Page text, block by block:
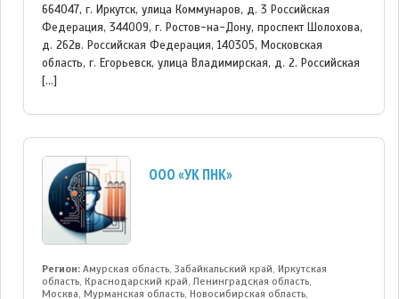
664047, г. Иркутск, улица Коммунаров, д. 3 Российская
Федерация, 344009, г. Ростов-на-Дону, проспект Шолохова,
д. 262в. Российская Федерация, 140305, Московская
область, г. Егорьевск, улица Владимирская, д. 2. Российская
[…]
ООО «УК ПНК»
Регион: Амурская область, Забайкальский край, Иркутская
область, Краснодарский край, Ленинградская область,
Москва, Мурманская область, Новосибирская область,